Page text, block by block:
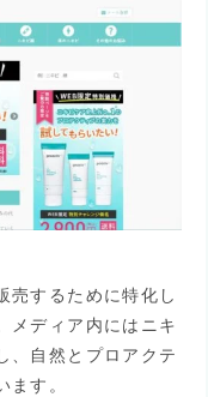
売するために特化し
メディア内にはニキ
、自然とプロアクテ
ます。